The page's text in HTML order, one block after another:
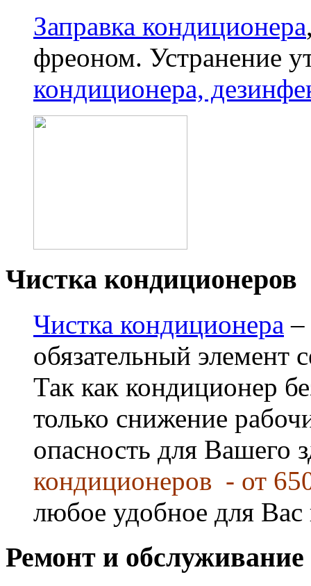
Заправка кондиционера
фреоном. Устранение
кондиционера,
Чистка кондиционеров
Чистка кондиционера –
обязательный элемент
Так как кондиционер
только снижение
опасность для Вашего
кондиционеров - от
любое удобное для Вас
Ремонт и обслуживание